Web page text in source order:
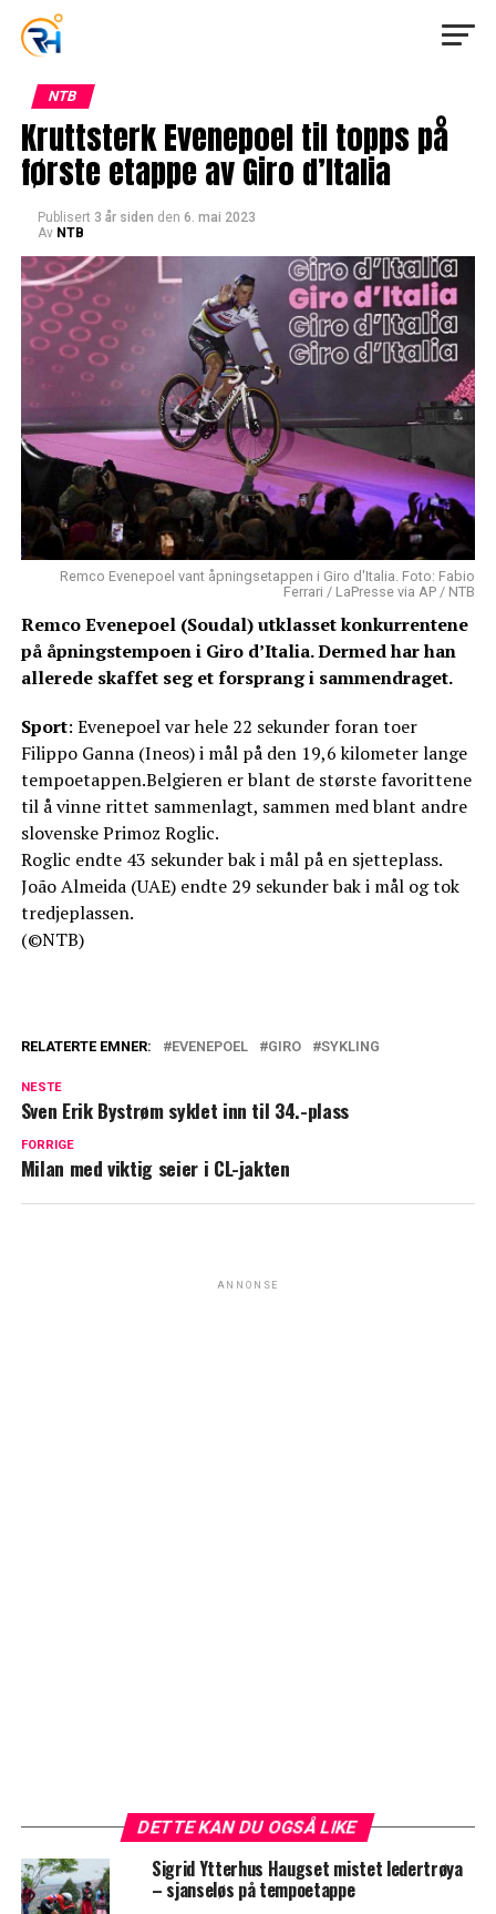
NTB
Kruttsterk Evenepoel til topps på
første etappe av Giro d’Italia
Publisert 3 år siden den 6. mai 2023
Av NTB
Remco Evenepoel vant åpningsetappen i Giro d'Italia. Foto: Fabio
Ferrari / LaPresse via AP / NTB
Remco Evenepoel (Soudal) utklasset konkurrentene
på åpningstempoen i Giro d’Italia. Dermed har han
allerede skaffet seg et forsprang i sammendraget.
Sport: Evenepoel var hele 22 sekunder foran toer
Filippo Ganna (Ineos) i mål på den 19,6 kilometer lange
tempoetappen.Belgieren er blant de største favorittene
til å vinne rittet sammenlagt, sammen med blant andre
slovenske Primoz Roglic.
Roglic endte 43 sekunder bak i mål på en sjetteplass.
João Almeida (UAE) endte 29 sekunder bak i mål og tok
tredjeplassen.
(©NTB)
RELATERTE EMNER: EVENEPOEL GIRO SYKLING
NESTE
Sven Erik Bystrøm syklet inn til 34.-plass
FORRIGE
Milan med viktig seier i CL-jakten
ANNONSE
DETTE KAN DU OGSÅ LIKE
Sigrid Ytterhus Haugset mistet ledertrøya
– sjanseløs på tempoetappe